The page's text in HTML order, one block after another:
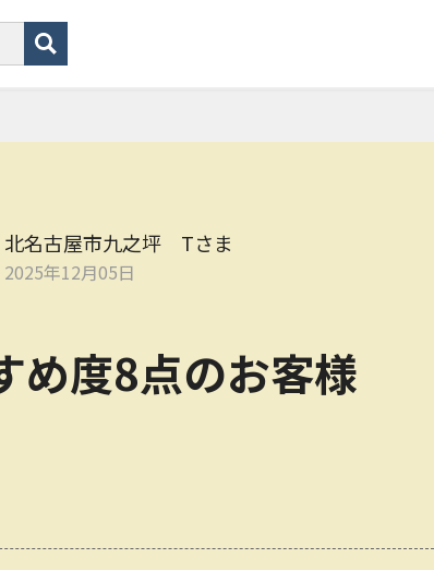
北名古屋市九之坪 Tさま
2025年12月05日
め度8点のお客様